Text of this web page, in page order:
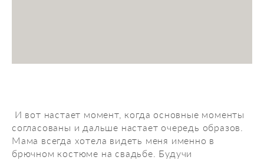
И вот настает момент, когда основные моменты
согласованы и дальше настает очередь образов.
Мама всегда хотела видеть меня именно в
брючном костюме на свадьбе. Будучи